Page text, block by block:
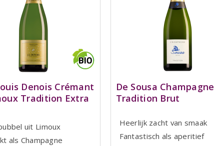
Denois Crémant
Tradition Extra
uit Limoux
als Champagne
De Sousa Champagne
Tradition Brut
Heerlijk zacht van smaak
Fantastisch als aperitief